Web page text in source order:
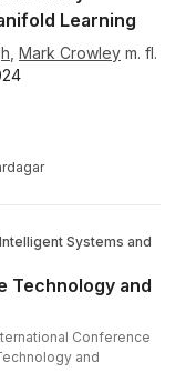
Learning
Mark Crowley m. fl.
Systems and
Technology and
Conference
and